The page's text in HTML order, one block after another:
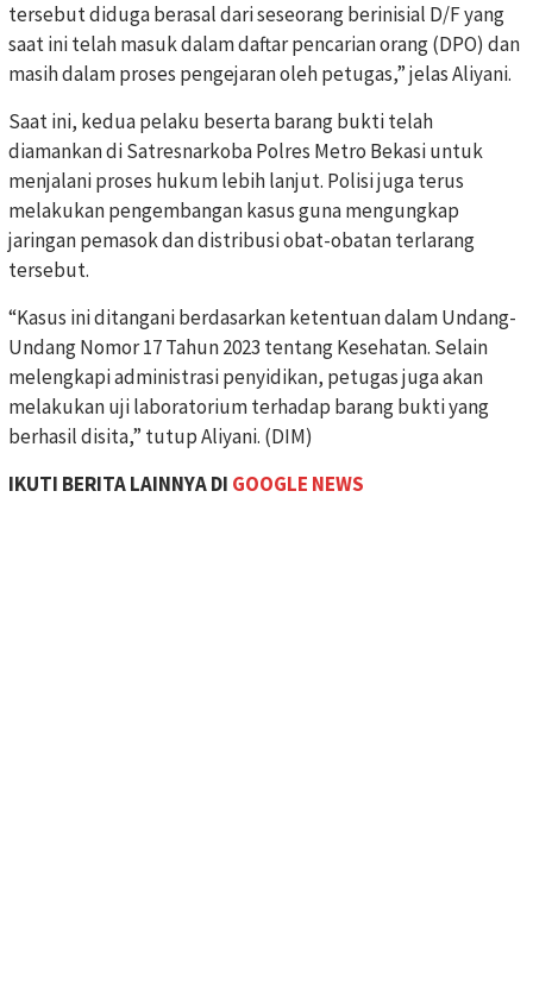
tersebut diduga berasal dari seseorang berinisial D/F yang
saat ini telah masuk dalam daftar pencarian orang (DPO) dan
masih dalam proses pengejaran oleh petugas,” jelas Aliyani.
Saat ini, kedua pelaku beserta barang bukti telah
diamankan di Satresnarkoba Polres Metro Bekasi untuk
menjalani proses hukum lebih lanjut. Polisi juga terus
melakukan pengembangan kasus guna mengungkap
jaringan pemasok dan distribusi obat-obatan terlarang
tersebut.
“Kasus ini ditangani berdasarkan ketentuan dalam Undang-
Undang Nomor 17 Tahun 2023 tentang Kesehatan. Selain
melengkapi administrasi penyidikan, petugas juga akan
melakukan uji laboratorium terhadap barang bukti yang
berhasil disita,” tutup Aliyani. (DIM)
IKUTI BERITA LAINNYA DI GOOGLE NEWS